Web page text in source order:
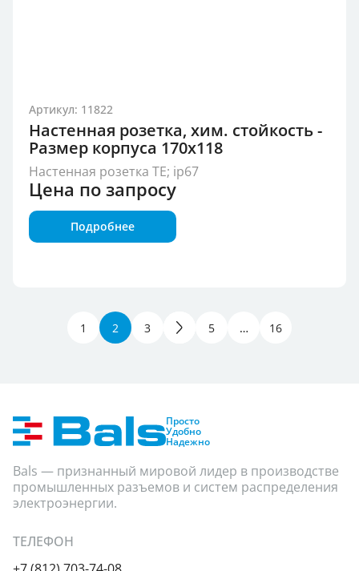
Артикул: 11822
Настенная розетка, хим. стойкость -
Размер корпуса 170x118
Настенная розетка TE; ip67
Цена по запросу
Подробнее
1 2 3 4 5 … 16
Просто
Удобно
Надежно
Bals — признанный мировой лидер в производстве
промышленных разъемов и систем распределения
электроэнергии.
ТЕЛЕФОН